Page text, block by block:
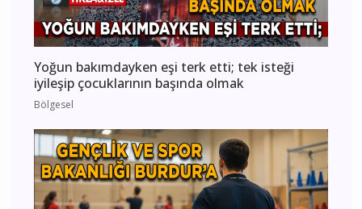
Yoğun bakımdayken eşi terk etti; tek isteği
iyileşip çocuklarının başında olmak
Bölgesel